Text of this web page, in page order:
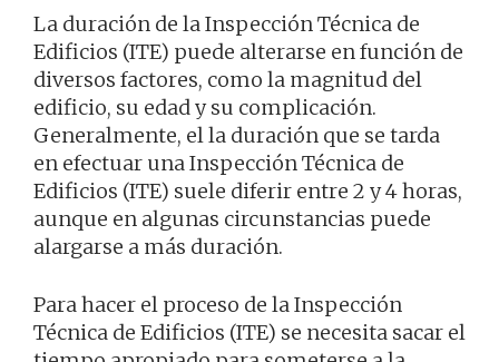
La duración de la Inspección Técnica de
Edificios (ITE) puede alterarse en función de
diversos factores, como la magnitud del
edificio, su edad y su complicación.
Generalmente, el la duración que se tarda
en efectuar una Inspección Técnica de
Edificios (ITE) suele diferir entre 2 y 4 horas,
aunque en algunas circunstancias puede
alargarse a más duración.
Para hacer el proceso de la Inspección
Técnica de Edificios (ITE) se necesita sacar el